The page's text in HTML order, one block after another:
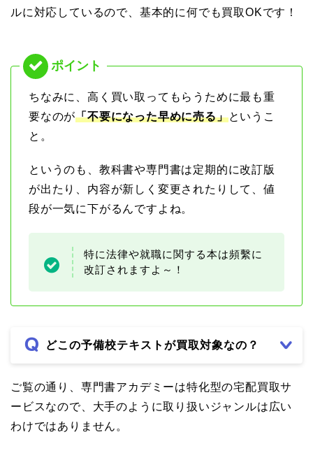
ルに対応しているので、基本的に何でも買取OKです！
ちなみに、高く買い取ってもらうために最も重
要なのが「不要になった早めに売る」というこ
と。
というのも、教科書や専門書は定期的に改訂版
が出たり、内容が新しく変更されたりして、値
段が一気に下がるんですよね。
特に法律や就職に関する本は頻繫に
改訂されますよ～！
どこの予備校テキストが買取対象なの？
ご覧の通り、専門書アカデミーは特化型の宅配買取サ
ービスなので、大手のように取り扱いジャンルは広い
わけではありません。